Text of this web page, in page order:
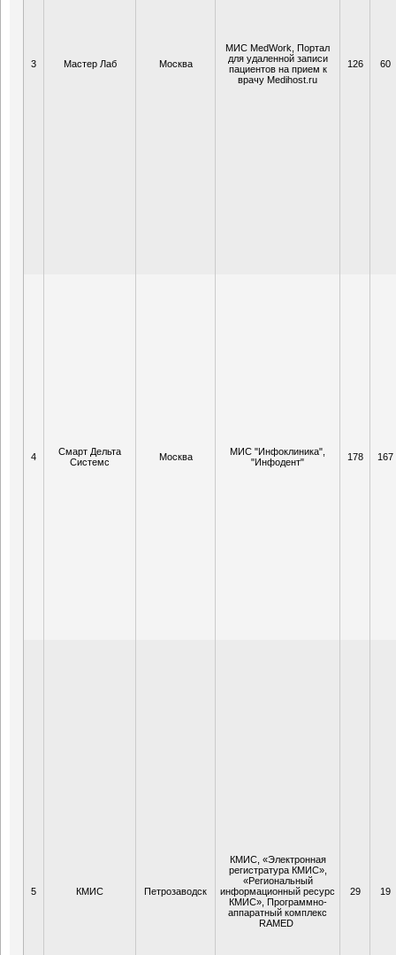
3 Мастер Лаб Москва
МИС MedWork, Портал
для удаленной записи
пациентов на прием к
врачу Medihost.ru
126 60
4
Смарт Дельта
Системс
Москва
МИС "Инфоклиника",
"Инфодент"
178 167
5 КМИС Петрозаводск
КМИС, «Электронная
регистратура КМИС»,
«Региональный
информационный ресурс
КМИС», Программно-
аппаратный комплекс
RAMED
29 19